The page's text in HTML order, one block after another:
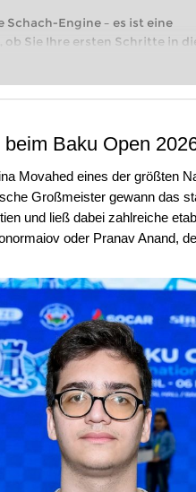
Schach-Engine – es ist eine
Sie Ihre ersten Schritte in
bereits auf Turnierniveau
Baku Open
Movahed eines der größten
Großmeister gewann das
und ließ dabei zahlreiche
oder Pranav Anand,